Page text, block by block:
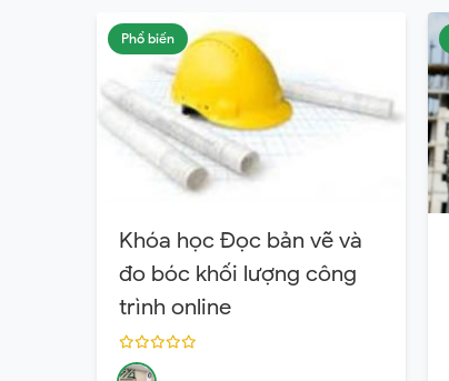
Phổ biến
Khóa học Đọc bản vẽ và
đo bóc khối lượng công
trình online